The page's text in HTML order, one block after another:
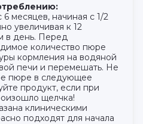
месяцев, начиная с 1/2
увеличивая к 12
в день. Перед
количество пюре
кормления на водяной
печи и перемешать. Не
пюре в следующее
продукт, если при
щелчка!
клиническими
подходят для начала